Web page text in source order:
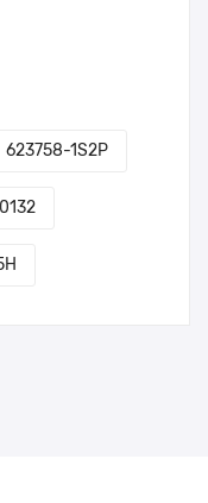
623758-1S2P